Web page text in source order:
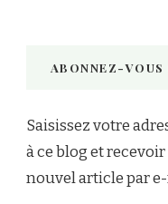
ABONNEZ-VOUS
Saisissez votre
à ce blog et
nouvel article par